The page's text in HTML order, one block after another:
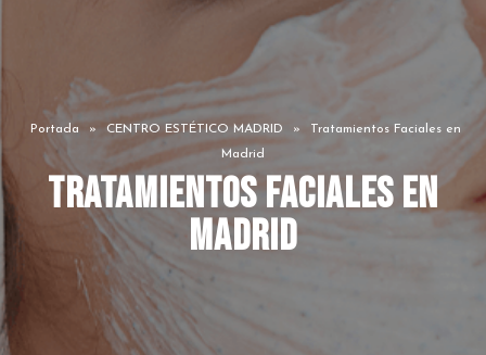
Portada » CENTRO ESTÉTICO MADRID »
Tratamientos Faciales en
Madrid
Tratamientos Faciales en
Madrid